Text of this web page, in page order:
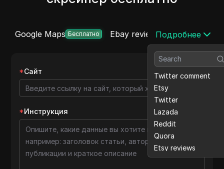
Google Maps Бесплатно Ebay reviews Twitter
Подробнее
Twitter comment
Etsy
Twitter
Lazada
Reddit
Quora
Etsy reviews
Medium comment
*Сайт
*Инструкция